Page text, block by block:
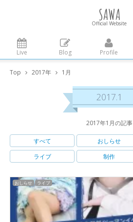
SAWA
Official Website
Live Blog Profile
Top 2017年 1月
2017.1
2017年1月の記事
すべて おしらせ
ライブ
制作
おしらせ ライブ